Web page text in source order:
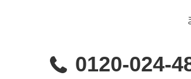
0120-024-